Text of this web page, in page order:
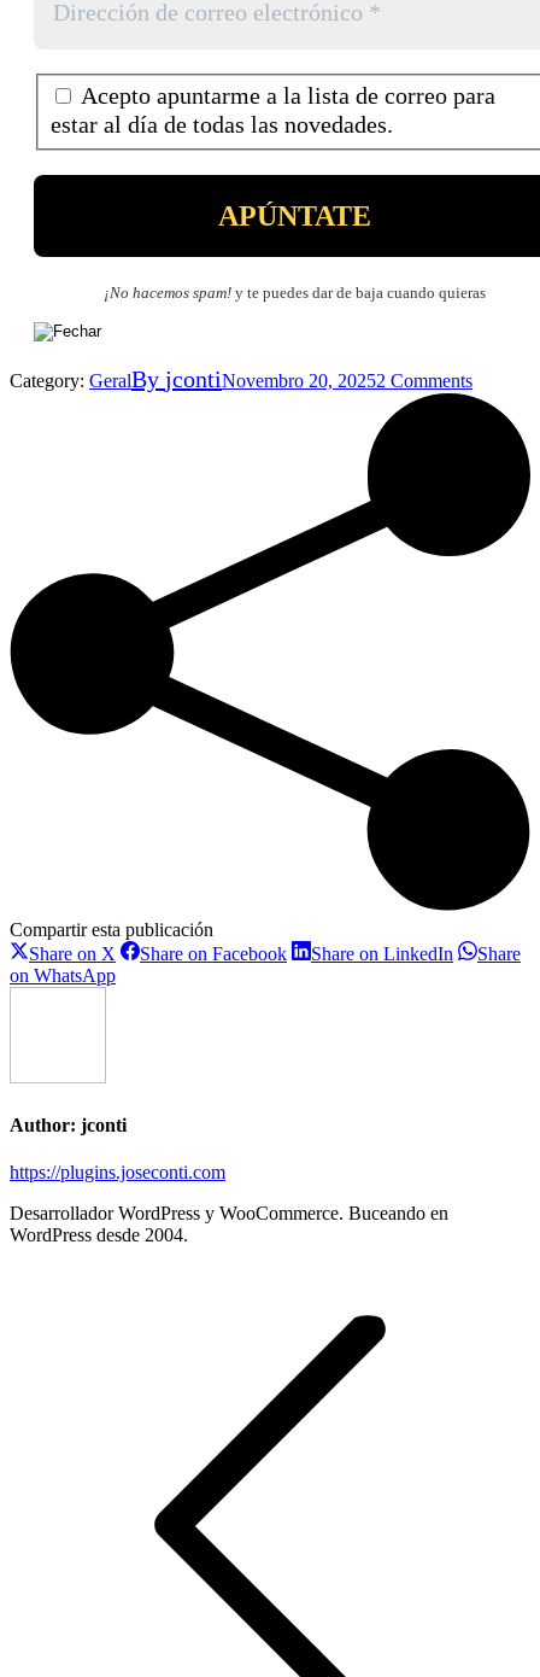
Acepto apuntarme a la lista de correo para
estar al día de todas las novedades.
¡No hacemos spam!y te puedes dar de baja cuando quieras
Category: GeralBy jcontiNovembro 20, 20252 Comments
Compartir esta publicación
Share on X Share
on
Share on FacebookShareShare on LinkedIn ShareShare
on WhatsAppShare
Author: jconti
https://plugins.joseconti.com
Desarrollador WordPress y WooCommerce. Buceando en
WordPress desde 2004.